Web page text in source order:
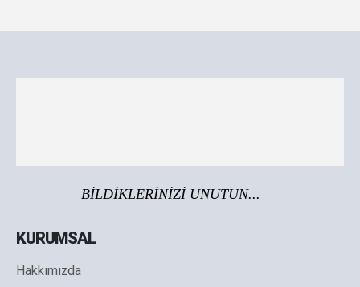
BİLDİKLERİNİZİ UNUTUN...
KURUMSAL
Hakkımızda